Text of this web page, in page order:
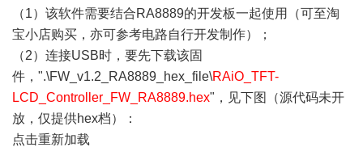
（1）该软件需要结合RA8889的开发板一起使用（可至淘
宝小店购买，亦可参考电路自行开发制作）；
（2）连接USB时，要先下载该固
件，".\FW_v1.2_RA8889_hex_file\RAiO_TFT-
LCD_Controller_FW_RA8889.hex"，见下图（源代码未开
放，仅提供hex档）：
点击重新加载